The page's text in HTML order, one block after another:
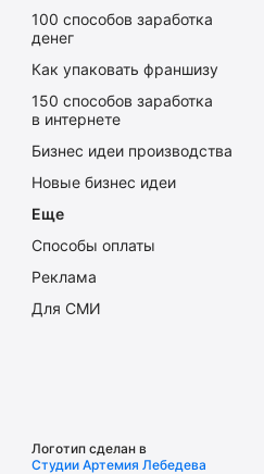
100 способов заработка
денег
Как упаковать франшизу
150 способов заработка
в интернете
Бизнес идеи производства
Новые бизнес идеи
Еще
Способы оплаты
Реклама
Для СМИ
Логотип сделан в
Студии Артемия Лебедева